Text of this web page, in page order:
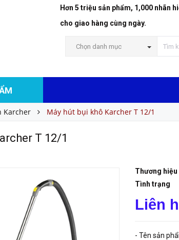
Hơn 5 triệu sản phẩm, 1,000 nhãn
cho giao hàng cùng ngày.
Chọn danh mục
Karcher Máy hút bụi khô Karcher T 12/1
T 12/1
Thương hiệu
Tình trạng
Liên
- Tên sản
T 12/1